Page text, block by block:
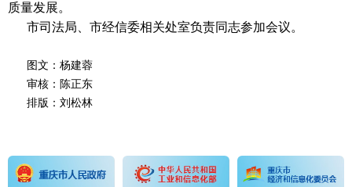
质量发展。
市司法局、市经信委相关处室负责同志参加会议。
图文：杨建蓉
审核：陈正东
排版：刘松林